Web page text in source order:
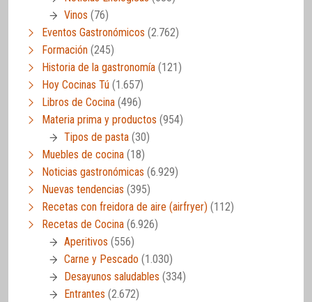
Vinos (76)
Eventos Gastronómicos (2.762)
Formación (245)
Historia de la gastronomía (121)
Hoy Cocinas Tú (1.657)
Libros de Cocina (496)
Materia prima y productos (954)
Tipos de pasta (30)
Muebles de cocina (18)
Noticias gastronómicas (6.929)
Nuevas tendencias (395)
Recetas con freidora de aire (airfryer) (112)
Recetas de Cocina (6.926)
Aperitivos (556)
Carne y Pescado (1.030)
Desayunos saludables (334)
Entrantes (2.672)